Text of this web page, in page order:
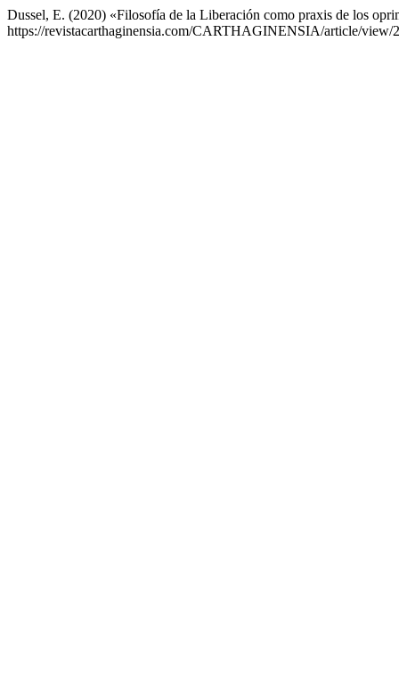
Dussel, E. (2020) «Filosofía de la Liberación como praxis de los
https://revistacarthaginensia.com/CARTHAGINENSIA/article/view/